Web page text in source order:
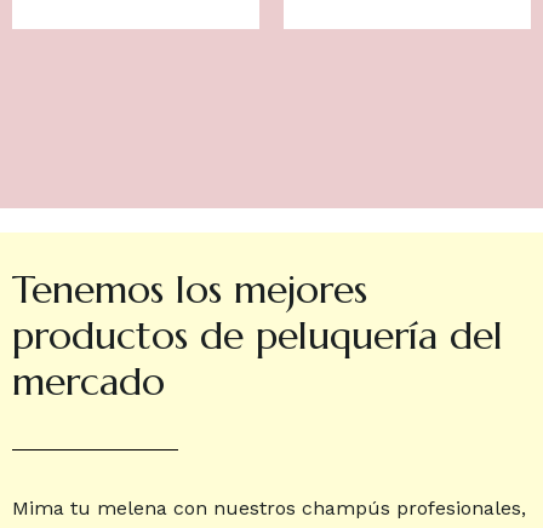
Tenemos los mejores
productos de peluquería del
mercado
Mima tu melena con nuestros champús profesionales,